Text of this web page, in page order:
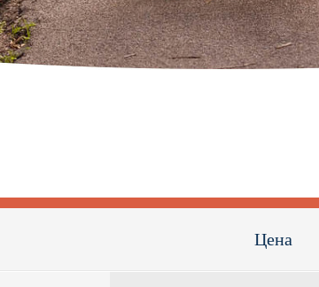
БЕЗ ВЫХОДНЫХ
помощь в любое время суток. Заказать
вы можете 24 часа в сутки, 7 дней в
ЦЕН
привлекательные цены в Москве.
Цена